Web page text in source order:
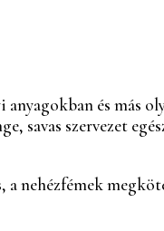
és más
savas szervezet
nehézfémek